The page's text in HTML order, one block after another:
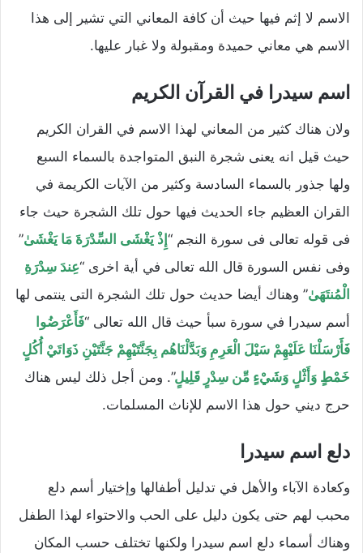
الاسم لا إثم فيها حيث أن كافة المعاني التي تشير إلى هذا
الاسم هي معاني حميدة ومقبولة ولا غبار عليها.
اسم سيدرا في القرآن الكريم
ولان هناك كثير من المعاني لهذا الاسم في القران الكريم
حيث قيل انه يعنى شجرة النبق المتواجدة بالسماء السبع
ولها جذور بالسماء السادسة وكثير من الآيات الكريمة في
القران العظيم جاء الحديث فيها حول تلك الشجرة حيث جاء
فى قوله تعالى فى سورة النجم “إِذْ يَغْشَى السِّدْرَةَ مَا يَغْشَىٰ”
وفى نفس السورة قال الله تعالى في أية اخرى “عِندَ سِدْرَةِ
الْمُنتَهَىٰ” وهناك أيضا حديث حول تلك الشجرة التى ينتمى لها
أسم سيدرا في سورة سبأ حيث قال الله تعالى “فَأَعْرَضُوا
فَأَرْسَلْنَا عَلَيْهِمْ سَيْلَ الْعَرِمِ وَبَدَّلْنَاهُم بِجَنَّتَيْهِمْ جَنَّتَيْنِ ذَوَاتَيْ أُكُلٍ
خَمْطٍ وَأَثْلٍ وَشَيْءٍ مِّن سِدْرٍ قَلِيلٍ”. ومن أجل ذلك ليس هناك
حرج ديني حول هذا الاسم للإناث المسلمات.
دلع اسم سيدرا
وكعادة الآباء والأهل في تدليل أطفالها وإختيار أسم دلع
محبب لهم حتى يكون دليل على الحب والاحتواء لهذا الطفل
وهناك أسماء دلع اسم سيدرا ولكنها تختلف حسب المكان